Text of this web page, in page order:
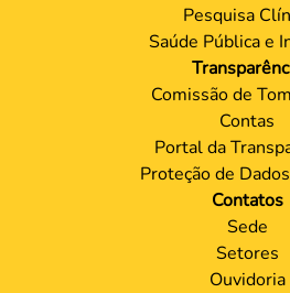
Pesquisa
Saúde Pública e
Comissão de
Contas
Portal da
Proteção de
Contatos
Sede
Setores
Ouvidoria